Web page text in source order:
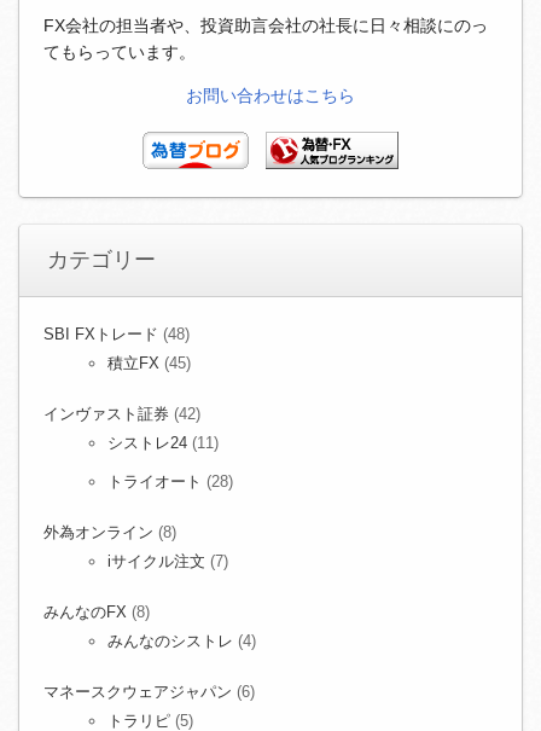
FX会社の担当者や、投資助言会社の社長に日々相談にのっ
てもらっています。
お問い合わせはこちら
カテゴリー
SBI FXトレード (48)
積立FX (45)
インヴァスト証券 (42)
シストレ24 (11)
トライオート (28)
外為オンライン (8)
iサイクル注文 (7)
みんなのFX (8)
みんなのシストレ (4)
マネースクウェアジャパン (6)
トラリピ (5)